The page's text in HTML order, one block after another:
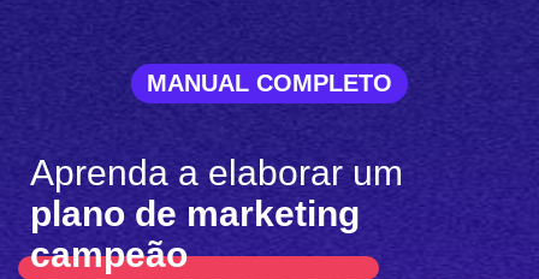
MANUAL COMPLETO
Aprenda a elaborar um
plano de marketing
campeão